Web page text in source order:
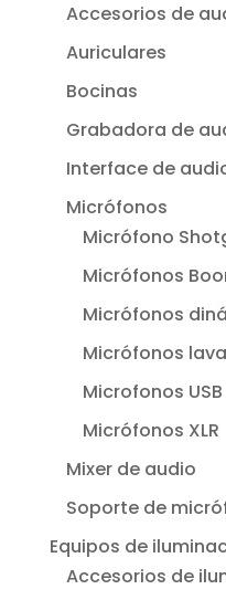
Accesorios de
Auriculares
Bocinas
Grabadora de
Interface de
Micrófonos
Micrófono
Micrófonos
Micrófonos
Micrófonos
Microfonos USB
Micrófonos XLR
Mixer de audio
Soporte de
Equipos de
Accesorios de